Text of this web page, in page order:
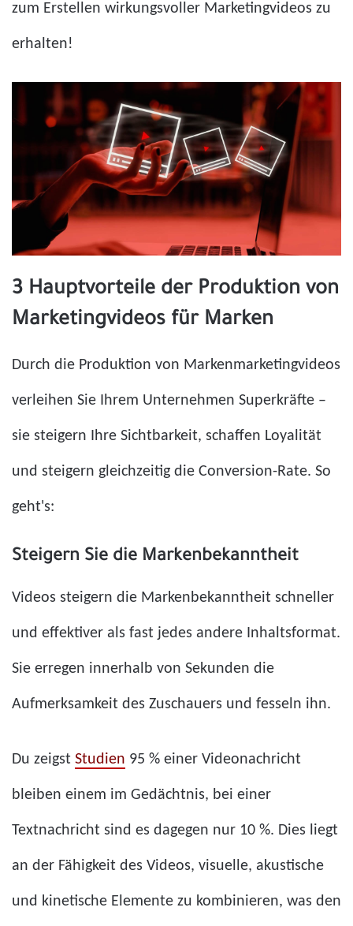
zum Erstellen wirkungsvoller Marketingvideos zu
erhalten!
3 Hauptvorteile der Produktion von
Marketingvideos für Marken
Durch die Produktion von Markenmarketingvideos
verleihen Sie Ihrem Unternehmen Superkräfte –
sie steigern Ihre Sichtbarkeit, schaffen Loyalität
und steigern gleichzeitig die Conversion-Rate. So
geht's:
Steigern Sie die Markenbekanntheit
Videos steigern die Markenbekanntheit schneller
und effektiver als fast jedes andere Inhaltsformat.
Sie erregen innerhalb von Sekunden die
Aufmerksamkeit des Zuschauers und fesseln ihn.
Du zeigst Studien 95 % einer Videonachricht
bleiben einem im Gedächtnis, bei einer
Textnachricht sind es dagegen nur 10 %. Dies liegt
an der Fähigkeit des Videos, visuelle, akustische
und kinetische Elemente zu kombinieren, was den